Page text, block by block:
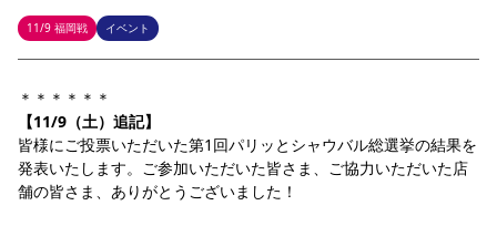
試合について
試合日程 / 結果 順位表
チームについて
選手・スタッフ スケジュール メディア情報 アクセス
レディース
アカデミー ハナサカプレーヤー 歴代所属選手
観戦する
チケット
チケット情報 販売スケジュール
シーズンシート 法人シーズンシート 福祉サービス 団体チケット
特定興行入場券
譲渡サービス リセールサービス
クラブを知る
セレッソ大阪について
ファンクラブ
11/9 福岡戦 イベント
＊＊＊＊＊＊
【11/9（土）追記】
皆様にご投票いただいた第1回パリッとシャウバル総選挙の結果を
発表いたします。ご参加いただいた皆さま、ご協力いただいた店
舗の皆さま、ありがとうございました！